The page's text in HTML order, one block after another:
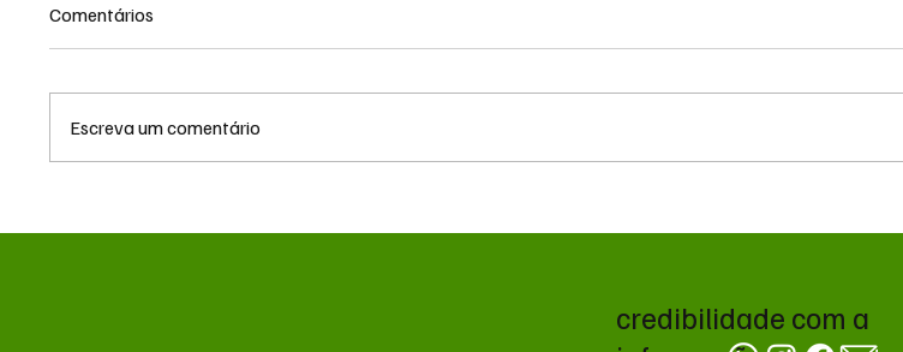
Comentários
Escreva um comentário
credibilidade com a